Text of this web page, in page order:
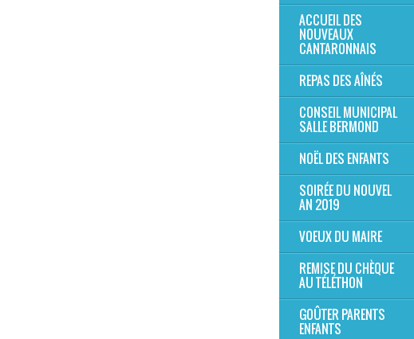
ACCUEIL DES
NOUVEAUX
CANTARONNAIS
REPAS DES AÎNÉS
CONSEIL MUNICIPAL
SALLE BERMOND
NOËL DES ENFANTS
SOIRÉE DU NOUVEL
AN 2019
VOEUX DU MAIRE
REMISE DU CHÈQUE
AU TÉLÉTHON
GOÛTER PARENTS
ENFANTS